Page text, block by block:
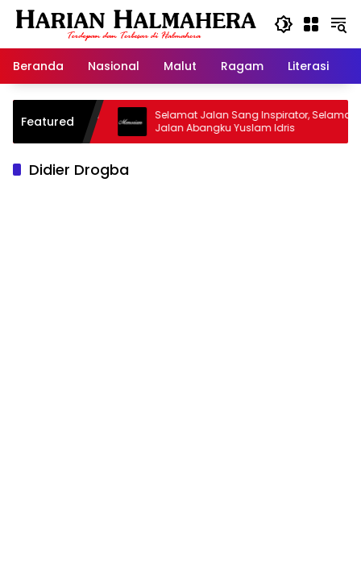
Langsung
Beranda
Nasional Malut Ragam Literasi
Featured
Warisan
Selamat Jalan Sang Inspirator, Selamat
Jalan Abangku Yuslam Idris
Didier Drogba